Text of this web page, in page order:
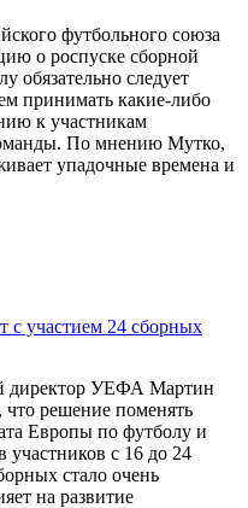
футбольного союза
о роспуске сборной
обязательно следует
принимать какие-либо
к участникам
По мнению Мутко,
упадочные времена и
с участием 24 сборных
директор УЕФА Мартин
решение поменять
Европы по футболу и
участников с 16 до 24
стало очень
на развитие